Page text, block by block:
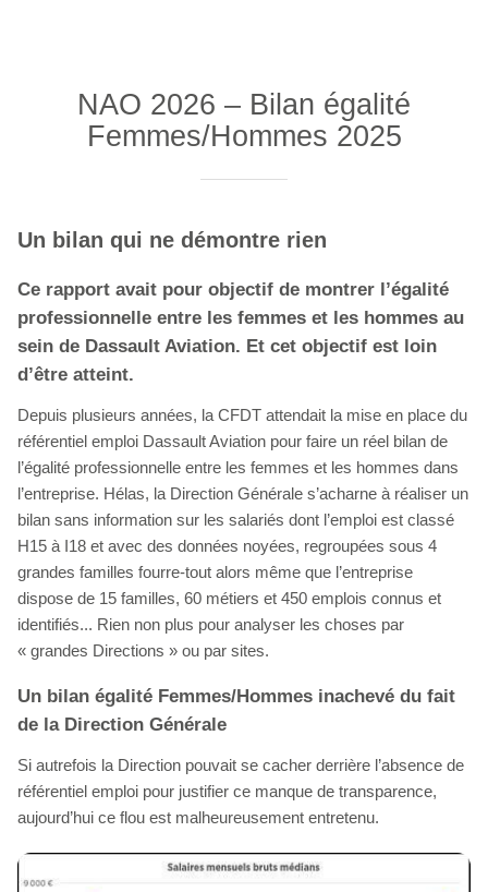
NAO 2026 – Bilan égalité
Femmes/Hommes 2025
Un bilan qui ne démontre rien
Ce rapport avait pour objectif de montrer l’égalité
professionnelle entre les femmes et les hommes au
sein de Dassault Aviation. Et cet objectif est loin
d’être atteint.
Depuis plusieurs années, la CFDT attendait la mise en place du
référentiel emploi Dassault Aviation pour faire un réel bilan de
l’égalité professionnelle entre les femmes et les hommes dans
l’entreprise. Hélas, la Direction Générale s’acharne à réaliser un
bilan sans information sur les salariés dont l’emploi est classé
H15 à I18 et avec des données noyées, regroupées sous 4
grandes familles fourre-tout alors même que l’entreprise
dispose de 15 familles, 60 métiers et 450 emplois connus et
identifiés... Rien non plus pour analyser les choses par
« grandes Directions » ou par sites.
Un bilan égalité Femmes/Hommes inachevé du fait
de la Direction Générale
Si autrefois la Direction pouvait se cacher derrière l’absence de
référentiel emploi pour justifier ce manque de transparence,
aujourd’hui ce flou est malheureusement entretenu.